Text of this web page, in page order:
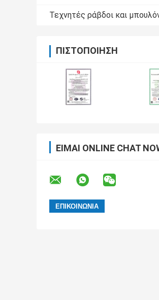
Τεχνητές ράβδοι και
ΠΙΣΤΟΠΟΊΗΣΗ
ΕΊΜΑΙ ONLINE CHAT